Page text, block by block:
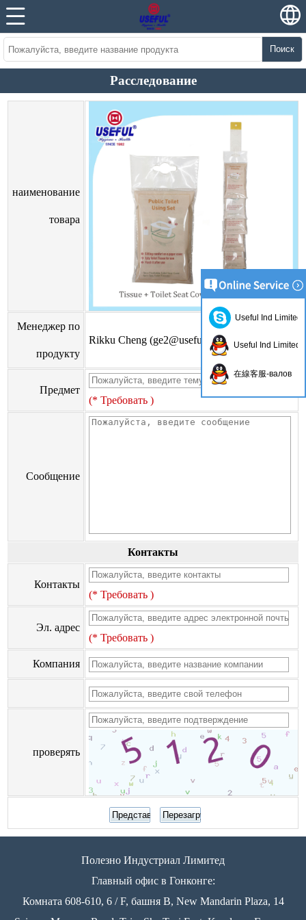
Поиск
Расследование
наименование
товара
Менеджер по
продукту
Rikku Cheng (ge2@usefulhk.com )
Предмет
(* Требовать )
Сообщение
Контакты
Контакты
(* Требовать )
Эл. адрес
(* Требовать )
Компания
проверять
Полезно Индустриал Лимитед
Главный офис в Гонконге:
Комната 608-610, 6 / F, башня B, New Mandarin Plaza, 14
Useful Ind Limited
Useful Ind Limited
在線客服-валов